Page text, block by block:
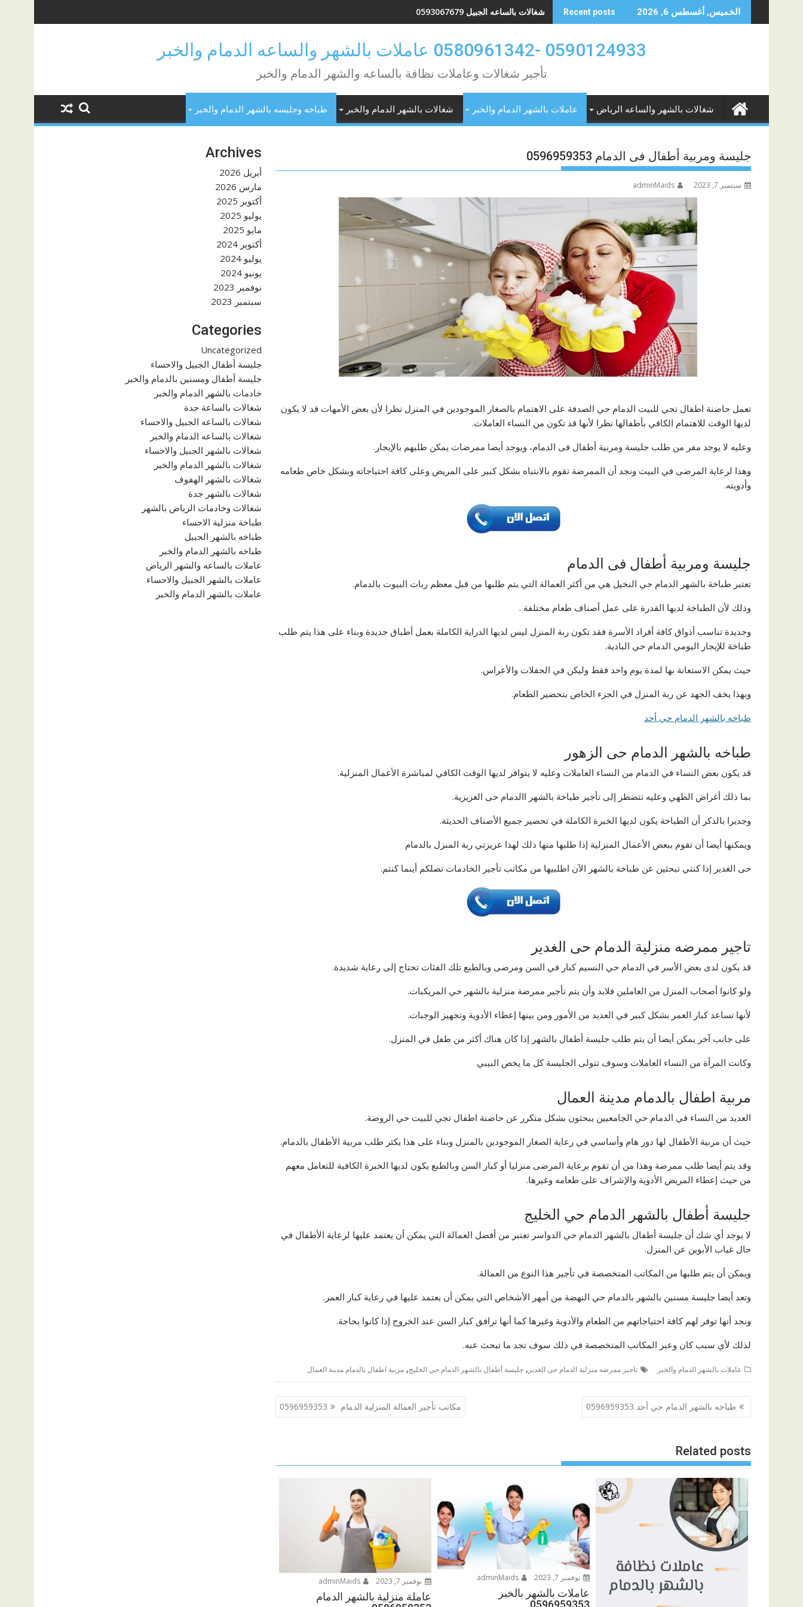
to
الخميس, أغسطس 6, 2026 Recent posts شغالات بالساعه الجبيل 0593067679
0590124933 -0580961342 عاملات بالشهر والساعه الدمام والخبر
تأجير شغالات وعاملات نظافة بالساعه والشهر الدمام والخبر
شغالات بالشهر والساعه الرياض عاملات بالشهر الدمام والخبر شغالات بالشهر الدمام والخبر طباخه وجليسه بالشهر الدمام والخبر
جليسة ومربية أطفال فى الدمام 0596959353
سبتمبر 7, 2023 adminMaids
تعمل حاضنة اطفال تجي للبيت الدمام حي الصدفة على الاهتمام بالصغار الموجودين في المنزل نظرا لأن بعض الأمهات قد لا يكون
لديها الوقت للاهتمام الكافي بأطفالها نظرا لأنها قد تكون من النساء العاملات.
وعليه لا يوجد مفر من طلب جليسة ومربية أطفال فى الدمام، ويوجد أيضا ممرضات يمكن طلبهم بالإيجار.
وهذا لرعاية المرضى في البيت ونجد أن الممرضة تقوم بالانتباه بشكل كبير على المريض وعلى كافة احتياجاته وبشكل خاص طعامه
وأدويته.
جليسة ومربية أطفال فى الدمام
تعتبر طباخة بالشهر الدمام حي النخيل هي من أكثر العمالة التي يتم طلبها من قبل معظم ربات البيوت بالدمام.
وذلك لأن الطباخة لديها القدرة على عمل أصناف طعام مختلفة .
وجديدة تناسب أذواق كافة أفراد الأسرة فقد تكون ربة المنزل ليس لديها الدراية الكاملة بعمل أطباق جديدة وبناء على هذا يتم طلب
طباخة للإيجار اليومي الدمام حي البادية.
حيث يمكن الاستعانة بها لمدة يوم واحد فقط وليكن في الحفلات والأعراس.
وبهذا يخف الجهد عن ربة المنزل في الجزء الخاص بتحضير الطعام.
طباخه بالشهر الدمام حي أحد
طباخه بالشهر الدمام حى الزهور
قد يكون بعض النساء في الدمام من النساء العاملات وعليه لا يتوافر لديها الوقت الكافي لمباشرة الأعمال المنزلية.
بما ذلك أغراض الطهي وعليه تتضطر إلى تأجير طباخة بالشهر االدمام حى العزيزية.
وجديرا بالذكر أن الطباخة يكون لديها الخبرة الكاملة في تحضير جميع الأصناف الحديثة.
ويمكنها أيضا أن تقوم ببعض الأعمال المنزلية إذا طلبها منها ذلك لهذا عزيزتي ربة المنزل بالدمام
حى الغدير إذا كنتي تبحثين عن طباخة بالشهر الآن اطلبيها من مكاتب تأجير الخادمات تصلكم أينما كنتم.
تاجير ممرضه منزلية الدمام حى الغدير
قد يكون لدى بعض الأسر في الدمام حي النسيم كبار في السن ومرضى وبالطبع تلك الفئات تحتاج إلى رعاية شديدة.
ولو كانوا أصحاب المنزل من العاملين فلابد وأن يتم تأجير ممرضة منزلية بالشهر حي المريكبات.
لأنها تساعد كبار العمر بشكل كبير في العديد من الأمور ومن بينها إعطاء الأدوية وتجهيز الوجبات.
على جانب آخر يمكن أيضا أن يتم طلب جليسة أطفال بالشهر إذا كان هناك أكثر من طفل في المنزل.
وكانت المرأة من النساء العاملات وسوف تتولى الجليسة كل ما يخص البيبي
مربية اطفال بالدمام مدينة العمال
العديد من النساء في الدمام حي الجامعيين يبحثون بشكل متكرر عن حاضنة اطفال تجي للبيت حي الروضة.
حيث أن مربية الأطفال لها دور هام وأساسي في رعاية الصغار الموجودين بالمنزل وبناء على هذا يكثر طلب مربية الأطفال بالدمام.
وقد يتم أيضا طلب ممرضة وهذا من أن تقوم برعاية المرضى منزليا أو كبار السن وبالطبع يكون لديها الخبرة الكافية للتعامل معهم
من حيث إعطاء المريض الأدوية والإشراف على طعامه وغيرها.
جليسة أطفال بالشهر الدمام حي الخليج
لا يوجد أي شك أن جليسة أطفال بالشهر الدمام حي الدواسر تعتبر من أفضل العمالة التي يمكن أن يعتمد عليها لرعاية الأطفال في
حال غياب الأبوين عن المنزل.
ويمكن أن يتم طلبها من المكاتب المتخصصة في تأجير هذا النوع من العمالة.
وتعد أيضا جليسة مسنين بالشهر بالدمام حي النهضة من أمهر الأشخاص التي يمكن أن يعتمد عليها في رعاية كبار العمر.
ونجد أنها توفر لهم كافة احتياجاتهم من الطعام والأدوية وغيرها كما أنها ترافق كبار السن عند الخروج إذا كانوا بحاجة.
لذلك لأي سبب كان وعبر المكاتب المتخصصة في ذلك سوف تجد ما تبحث عنه.
عاملات بالشهر الدمام والخبر تاجير ممرضه منزلية الدمام حى الغدير , جليسة أطفال بالشهر الدمام حي الخليج, مربية اطفال بالدمام مدينة العمال
تصفّح
المقالات
طباخه بالشهر الدمام حي أحد 0596959353 مكاتب تأجير العمالة المنزلية الدمام 0596959353
Related posts
نوفمبر 7, 2023 adminMaids
عاملات بالشهر بالخبر
0596959353
نوفمبر 7, 2023 adminMaids
عاملة منزلية بالشهر الدمام
Archives
أبريل 2026
مارس 2026
أكتوبر 2025
يوليو 2025
مايو 2025
أكتوبر 2024
يوليو 2024
يونيو 2024
نوفمبر 2023
سبتمبر 2023
Categories
Uncategorized
جليسة أطفال الجبيل والاحساء
جليسة أطفال ومسنين بالدمام والخبر
خادمات بالشهر الدمام والخبر
شغالات بالساعة جدة
شغالات بالساعه الجبيل والاحساء
شغالات بالساعه الدمام والخبر
شغالات بالشهر الجبيل والاحساء
شغالات بالشهر الدمام والخبر
شغالات بالشهر الهفوف
شغالات بالشهر جدة
شغالات وخادمات الرياض بالشهر
طباخة منزلية الاحساء
طباخه بالشهر الجبيل
طباخه بالشهر الدمام والخبر
عاملات بالساعه والشهر الرياض
عاملات بالشهر الجبيل والاحساء
عاملات بالشهر الدمام والخبر